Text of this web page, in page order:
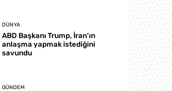
DÜNYA
ABD Başkanı Trump, İran’ın
anlaşma yapmak istediğini
savundu
GÜNDEM